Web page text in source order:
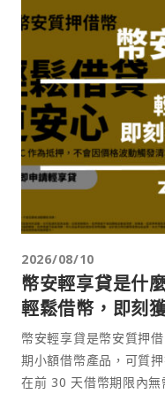
2026/08/10
幣安輕享貸是什
輕鬆借幣，即刻
幣安輕享貸是幣安質押
期小額借幣產品，可質
在前 30 天借幣期限內無